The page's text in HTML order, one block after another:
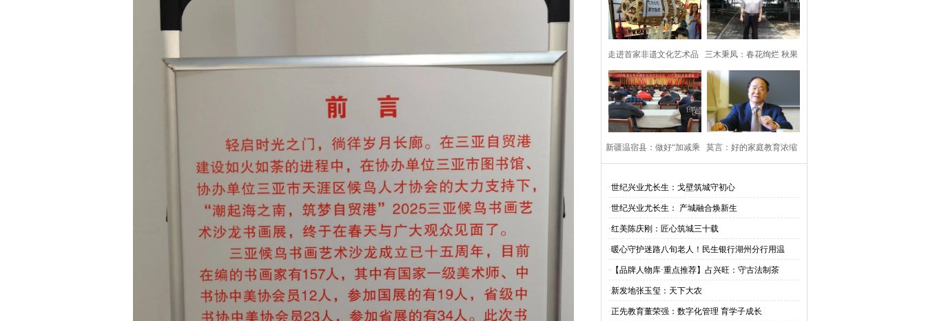
走进首家非遗文化艺术品
主题体验中心
三木秉凤：春花绚烂 秋果
飘香（周凤森
新疆温宿县：做好“加减乘 莫言：好的家庭教育浓缩
·世纪兴业尤长生：戈壁筑城守初心
·世纪兴业尤长生： 产城融合焕新生
·红美陈庆刚：匠心筑城三十载
·暖心守护迷路八旬老人！民生银行湖州分行用温
· 【品牌人物库·重点推荐】占兴旺：守古法制茶
·新发地张玉玺：天下大农
·正先教育董荣强：数字化管理 育学子成长